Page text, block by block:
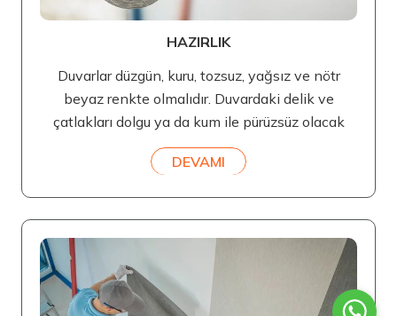
HAZIRLIK
Duvarlar düzgün, kuru, tozsuz, yağsız ve nötr
beyaz renkte olmalıdır. Duvardaki delik ve
çatlakları dolgu ya da kum ile pürüzsüz olacak
DEVAMI